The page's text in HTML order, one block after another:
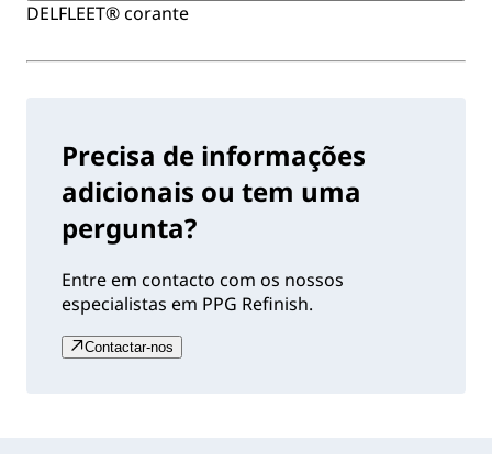
DELFLEET® corante
Precisa de informações
adicionais ou tem uma
pergunta?
Entre em contacto com os nossos
especialistas em PPG Refinish.
Contactar-nos